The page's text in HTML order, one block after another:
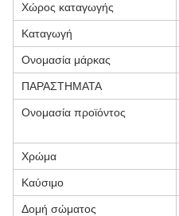
Χώρος καταγωγής
Καταγωγή
Ονομασία μάρκας
ΠΑΡΑΣΤΗΜΑΤΑ
Ονομασία προϊόντος
Χρώμα
Καύσιμο
Δομή σώματος